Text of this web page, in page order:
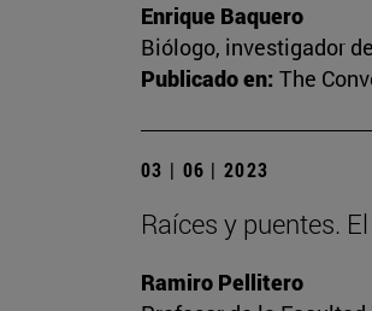
Enrique Baquero
Biólogo, investigador
Publicado en: The
03 | 06 | 2023
Raíces y puentes.
Ramiro Pellitero